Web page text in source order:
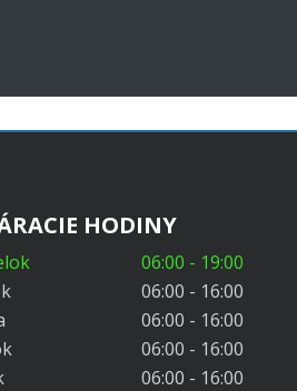
HODINY
06:00 - 19:00
06:00 - 16:00
06:00 - 16:00
06:00 - 16:00
06:00 - 16:00